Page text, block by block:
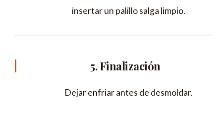
insertar un palillo salga limpio.
5. Finalización
Dejar enfriar antes de desmoldar.